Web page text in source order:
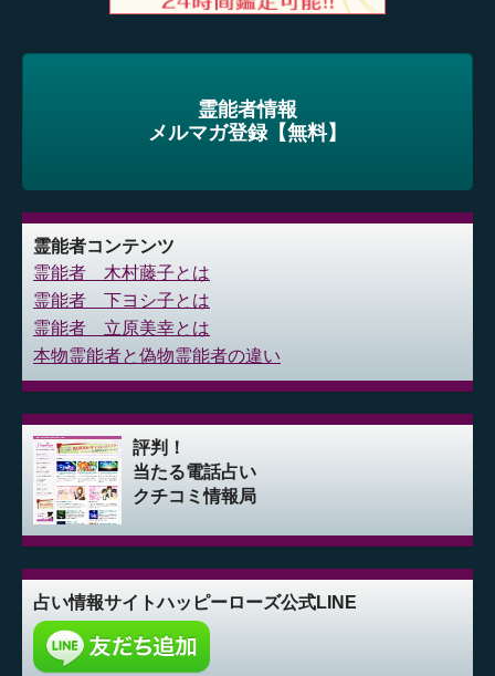
霊能者情報
メルマガ登録【無料】
霊能者コンテンツ
霊能者 木村藤子とは
霊能者 下ヨシ子とは
霊能者 立原美幸とは
本物霊能者と偽物霊能者の違い
評判！
当たる電話占い
クチコミ情報局
占い情報サイトハッピーローズ公式LINE